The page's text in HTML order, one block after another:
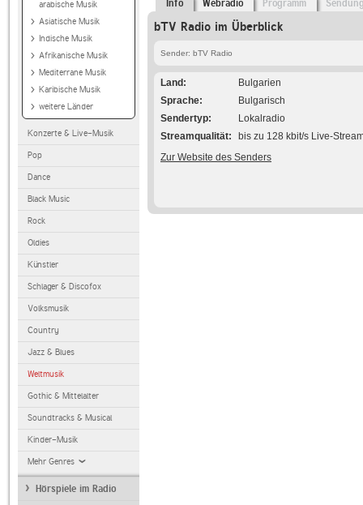
arabische Musik
Asiatische Musik
Indische Musik
Afrikanische Musik
Mediterrane Musik
Karibische Musik
weitere Länder
Konzerte & Live-Musik
Pop
Dance
Black Music
Rock
Oldies
Künstler
Schlager & Discofox
Volksmusik
Country
Jazz & Blues
Weltmusik
Gothic & Mittelalter
Soundtracks & Musical
Kinder-Musik
Mehr Genres
Hörspiele im Radio
Info Webradio Programm
bTV Radio im Überblick
Sender: bTV Radio
Land
Bulgarien
Sprache
Bulgarisch
Sendertyp
Lokalradio
Streamqualität
bis zu 128 kbit/s Live-
Zur Website des Senders